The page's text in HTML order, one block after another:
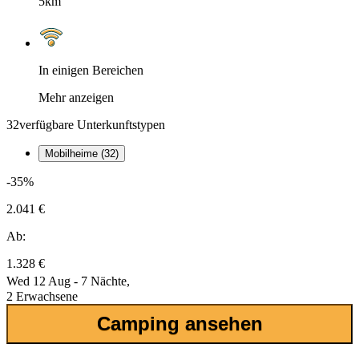
In einigen Bereichen
Mehr anzeigen
32verfügbare Unterkunftstypen
Mobilheime (32)
-35%
2.041 €
Ab:
1.328 €
Wed 12 Aug - 7 Nächte,
2 Erwachsene
Camping ansehen